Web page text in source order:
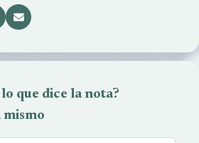
que dice la nota?
mismo